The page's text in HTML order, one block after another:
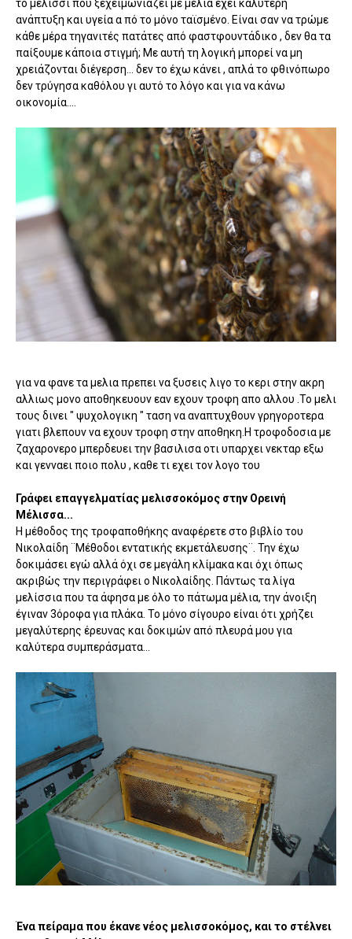
το μελίσσι που ξεχειμωνιάζει με μέλια έχει καλύτερη
ανάπτυξη και υγεία α πό το μόνο ταϊσμένο. Είναι σαν να τρώμε
κάθε μέρα τηγανιτές πατάτες από φαστφουντάδικο , δεν θα τα
παίξουμε κάποια στιγμή; Με αυτή τη λογική μπορεί να μη
χρειάζονται διέγερση... δεν το έχω κάνει , απλά το φθινόπωρο
δεν τρύγησα καθόλου γι αυτό το λόγο και για να κάνω
οικονομία....
για να φανε τα μελια πρεπει να ξυσεις λιγο το κερι στην ακρη
αλλιως μονο αποθηκευουν εαν εχουν τροφη απο αλλου .Το μελι
τους δινει " ψυχολογικη " ταση να αναπτυχθουν γρηγοροτερα
γιατι βλεπουν να εχουν τροφη στην αποθηκη.Η τροφοδοσια με
ζαχαρονερο μπερδευει την βασιλισα οτι υπαρχει νεκταρ εξω
και γενναει ποιο πολυ , καθε τι εχει τον λογο του
Γράφει επαγγελματίας μελισσοκόμος στην Ορεινή
Μέλισσα...
Η μέθοδος της τροφαποθήκης αναφέρετε στο βιβλίο του
Νικολαίδη ¨Μέθοδοι εντατικής εκμετάλευσης¨. Την έχω
δοκιμάσει εγώ αλλά όχι σε μεγάλη κλίμακα και όχι όπως
ακριβώς την περιγράφει ο Νικολαίδης. Πάντως τα λίγα
μελίσσια που τα άφησα με όλο το πάτωμα μέλια, την άνοιξη
έγιναν 3όροφα για πλάκα. Το μόνο σίγουρο είναι ότι χρήζει
μεγαλύτερης έρευνας και δοκιμών από πλευρά μου για
καλύτερα συμπεράσματα...
Ένα πείραμα που έκανε νέος μελισσοκόμος, και το στέλνει